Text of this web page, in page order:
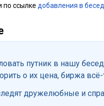
по ссылке добавления в
путник в нашу
о их цена, биржа всё-
дружелюбные и